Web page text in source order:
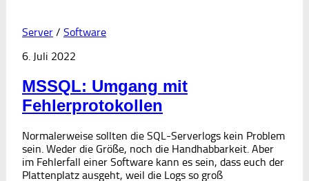
Server / Software
6. Juli 2022
MSSQL: Umgang mit
Fehlerprotokollen
Normalerweise sollten die SQL-Serverlogs kein Problem
sein. Weder die Größe, noch die Handhabbarkeit. Aber
im Fehlerfall einer Software kann es sein, dass euch der
Plattenplatz ausgeht, weil die Logs so groß